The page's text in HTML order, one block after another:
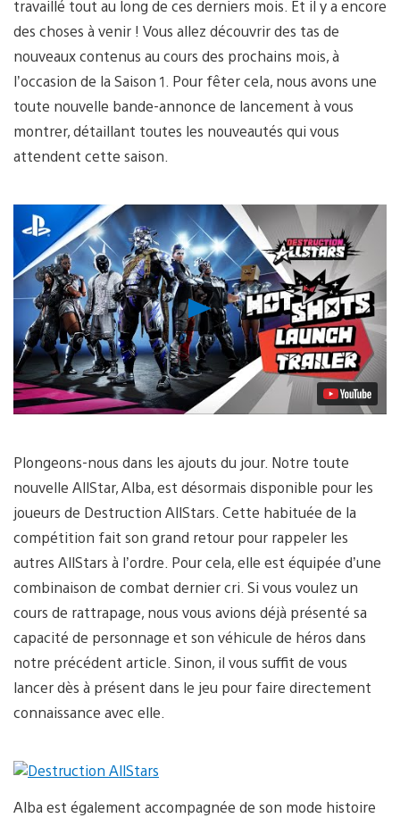
travaillé tout au long de ces derniers mois. Et il y a encore
des choses à venir ! Vous allez découvrir des tas de
nouveaux contenus au cours des prochains mois, à
l’occasion de la Saison 1. Pour fêter cela, nous avons une
toute nouvelle bande-annonce de lancement à vous
montrer, détaillant toutes les nouveautés qui vous
attendent cette saison.
Lancer
la
vidéo
Plongeons-nous dans les ajouts du jour. Notre toute
nouvelle AllStar, Alba, est désormais disponible pour les
joueurs de Destruction AllStars. Cette habituée de la
compétition fait son grand retour pour rappeler les
autres AllStars à l’ordre. Pour cela, elle est équipée d’une
combinaison de combat dernier cri. Si vous voulez un
cours de rattrapage, nous vous avions déjà présenté sa
capacité de personnage et son véhicule de héros dans
notre précédent article. Sinon, il vous suffit de vous
lancer dès à présent dans le jeu pour faire directement
connaissance avec elle.
Alba est également accompagnée de son mode histoire